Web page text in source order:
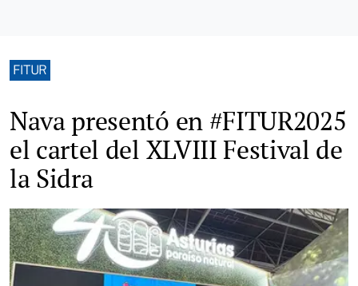
FITUR
Nava presentó en #FITUR2025
el cartel del XLVIII Festival de
la Sidra